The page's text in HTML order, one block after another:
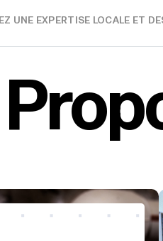
UNE EXPERTISE LOCALE ET